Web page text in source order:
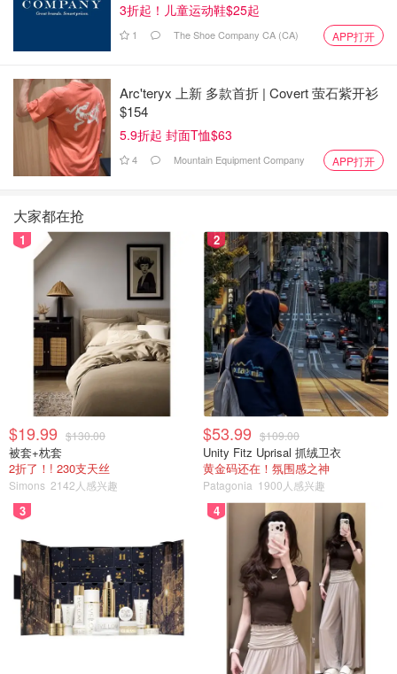
图片来源@三团，版权属于原作者
🍒捣印为饼
将去核之后的樱桃果肉捣烂。
图片来源@三团，版权属于原作者
🍒加以白糖（或蜂蜜）
然后用模型把樱桃果肉压成自己想要的形状。
3折起！儿童运动鞋$25起
1 The Shoe Company CA (CA) APP打开
Arc'teryx 上新 多款首折 | Covert 萤石紫开衫
$154
5.9折起 封面T恤$63
4 Mountain Equipment Company APP打开
大家都在抢
1
$19.99 $130.00
被套+枕套
2折了！! 230支天丝
Simons 2142人感兴趣
2
$53.99 $109.00
Unity Fitz Uprisal 抓绒卫衣
黄金码还在！氛围感之神
Patagonia 1900人感兴趣
3 4